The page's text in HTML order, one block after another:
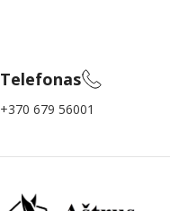
Telefonas
+370 679 56001